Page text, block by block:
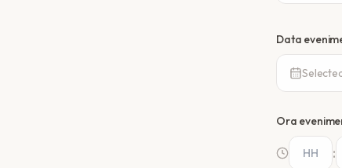
Data
Ora
: